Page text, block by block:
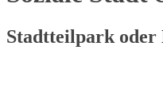
Stadtteilpark oder